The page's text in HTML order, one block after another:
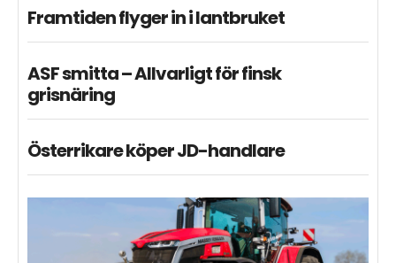
Framtiden flyger in i lantbruket
ASF smitta – Allvarligt för finsk
grisnäring
Österrikare köper JD-handlare